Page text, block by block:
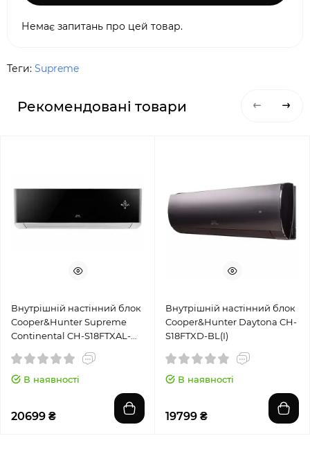
Немає запитань про цей товар.
Теги: Supreme
Рекомендовані товари
Внутрішній настінний блок
Cooper&Hunter Supreme
Continental CH-S18FTXAL-
В наявності
20699 ₴
Внутрішній настінний блок
Cooper&Hunter Daytona CH-
S18FTXD-BL(I)
В наявності
19799 ₴